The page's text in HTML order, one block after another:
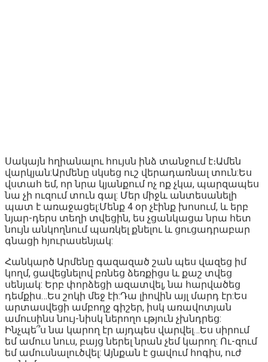
Սակայն հղիանալու հույսն ինձ տանջում է։Ամեն
վարկյան:Արմենը սկսեց ուշ վերադառնալ տուն:Ես
վստահ եմ, որ նրա կյանքում ոչ ոք չկա, պարզապես
նա չի ուզում տուն գալ: Մեր միջև անտեսանելի
պատ է առաջացել:Մենք 4 օր չէինք խոսում, և երբ
նյար-դերս տեղի տվեցին, ես չցանկացա նրա հետ
նույն անկողնում պառկել քնելու և ցուցադրաբար
գնացի հյուրասենյակ:
Հանկարծ Արմենը գազազած շան պես վազեց իմ
կողմ, ցավեցնելով բռնեց ձեռքիցս և քաշ տվեց
սենյակ: Երբ փորձեցի ազատվել, նա հարվածեց
դեմքիս…Ես շոկի մեջ էի:Դա լիովին այլ մարդ էր:Ես
արտասվեցի ամբողջ գիշեր, իսկ առավոտյան
ամուսինս նույ-նիսկ ներողո ւթյուն չխնդրեց:
Ինչպե՞ս նա կարող էր այդպես վարվել…Ես սիրում
եմ ամուս նուս, բայց ներել նրան չեմ կարող: Ու-զում
եմ ամուսնալուծվել: Այնքան է ցավում հոգիս, ուժ